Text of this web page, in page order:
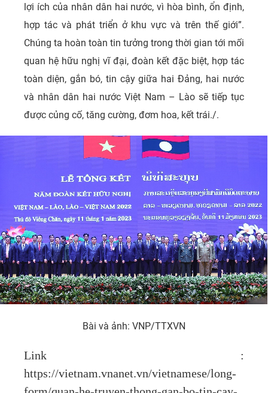
lợi ích của nhân dân hai nước, vì hòa bình, ổn định,
hợp tác và phát triển ở khu vực và trên thế giới”.
Chúng ta hoàn toàn tin tưởng trong thời gian tới mối
quan hệ hữu nghị vĩ đại, đoàn kết đặc biệt, hợp tác
toàn diện, gắn bó, tin cậy giữa hai Đảng, hai nước
và nhân dân hai nước Việt Nam – Lào sẽ tiếp tục
được củng cố, tăng cường, đơm hoa, kết trái./.
Bài và ảnh: VNP/TTXVN
Link :
https://vietnam.vnanet.vn/vietnamese/long-